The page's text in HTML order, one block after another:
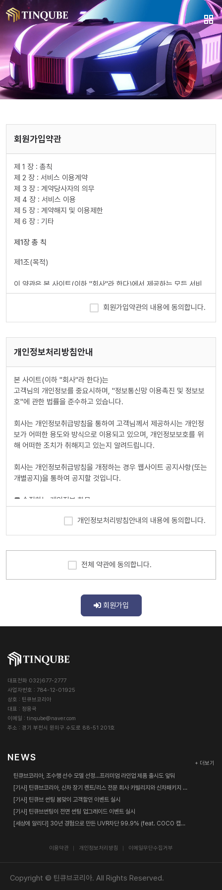
회원가입약관
제 1 장 : 총칙
제 2 장 : 서비스 이용계약
제 3 장 : 계약당사자의 의무
제 4 장 : 서비스 이용
제 5 장 : 계약해지 및 이용제한
제 6 장 : 기타
제1장 총 칙
제1조(목적)
이 약관은 본 사이트(이하 "회사"라 한다)에서 제공하는 모든 서비
스(이하 "서비스"라 한다)의 이용조건 및 절차에 관한 사항을 규정
이 약관에서 사용하는 용어의 정의는 다음 각 호와 같습니다.
계약
3. 가입 : 회사가 제공하는 신청서 양식에 해당 정보를 기입하고, 본
약관에 동의하여 서비스 이용계약을 완료시키는 행위
등록을 한 자
5. 이용자번호(ID) : 회원 식별과 회원의 서비스 이용을 위하여 이용
자가 선정하고 회사가 승인하는 영문자와 숫자의 조합(하나의 주민
6. 패스워드(PASSWORD) : 회원의 정보 보호를 위해 이용자 자신
이 설정한 영문자와 숫자, 특수문자의 조합
제3조(약관의 효력과 변경)
의사를 표시하지 아니하고 서비스를 계속 사용할 경우 약관의 변경
사항에 동의한 것으로 간주됩니다.
의 방법으로 공지함으로써 효력이 발생됩니다.
② 회사는 필요하다고 인정되는 경우 이 약관의 내용을 변경할 수 있
③ 이용자가 변경된 약관에 동의하지 않는 경우 서비스 이용을 중단
하고 본인의 회원등록을 취소할 수 있으며, 계속 사용하시는 경우에
는 약관 변경에 동의한 것으로 간주되며 변경된 약관은 전항과 같은
방법으로 효력이 발생합니다.
제4조(준용규정)
이 약관에 명시되지 않은 사항은 전기통신기본법, 전기통신사업법
제5조(이용계약의 성립)
이용계약은 이용자의 이용신청에 대한 회사의 승낙과 이용자의 약관
내용에 대한 동의로 성립됩니다.
이용신청은 서비스의 회원정보 화면에서 이용자가 회사에서 요구하
니다.
회원가입약관의 내용에 동의합니다.
개인정보처리방침안내
본 사이트(이하 "회사"라 한다)는
고객님의 개인정보를 중요시하며, "정보통신망 이용촉진 및 정보보
호"에 관한 법률을 준수하고 있습니다.
회사는 개인정보취급방침을 통하여 고객님께서 제공하시는 개인정
보가 어떠한 용도와 방식으로 이용되고 있으며, 개인정보보호를 위
해 어떠한 조치가 취해지고 있는지 알려드립니다.
회사는 개인정보취급방침을 개정하는 경우 웹사이트 공지사항(또는
개별공지)을 통하여 공지할 것입니다.
■ 수집하는 개인정보 항목
회사는 회원가입, 상담, 서비스 신청 등등을 위해 아래와 같은 개인
정보를 수집하고 있습니다.
■ 개인정보의 수집 및 이용목적
량회원의 부정 이용 방지와 비인가 사용 방지 , 가입 의사 확인 , 연
령확인 , 만14세 미만 아동 개인정보 수집 시 법정 대리인 동의여부
ο 마케팅 및 광고에 활용
ο 접속 빈도 파악 또는 회원의 서비스 이용에 대한 통계
■ 개인정보의 보유 및 이용기간
요가 있는 경우 회사는 아래와 같이 관계법령에서 정한 일정한 기간
동안 회원정보를 보관합니다.
보존 항목 : 로그인ID , 결제기록
보존 근거 : 신용정보의 이용 및 보호에 관한 법률
보존 기간 : 3년
계약 또는 청약철회 등에 관한 기록 : 5년 (전자상거래등에서의 소
대금결제 및 재화 등의 공급에 관한 기록 : 5년 (전자상거래등에서
개인정보처리방침안내의 내용에 동의합니다.
전체 약관에 동의합니다.
회원가입
대표전화 032)677-2777
사업자번호 : 784-12-01925
상호 : 틴큐브코리아
대표 : 정용국
이메일 : tinqube@naver.com
주소 : 경기 부천시 원미구 수도로 88-51 201호
NEWS
+ 더보기
틴큐브코리아, 조수행 선수 모델 선정…프리미엄 라인업 제품 출시도 앞둬
[기사] 틴큐브코리아, 신차 장기 렌트/리스 전문 회사 카빌리지와 신차패키지 업무협약 체결
[기사] 틴큐브 썬팅 봄맞이 고객할인 이벤트 실시
[기사] 틴큐브썬팅이 전면 썬팅 업그레이드 이벤트 실시
[세상에 알리다] 30년 경험으로 만든 UVR차단 99.9% (feat. COCO 캡틴춘리)
이용약관 개인정보처리방침 이메일무단수집거부
Copyright © 틴큐브코리아. All Rights Reserved.